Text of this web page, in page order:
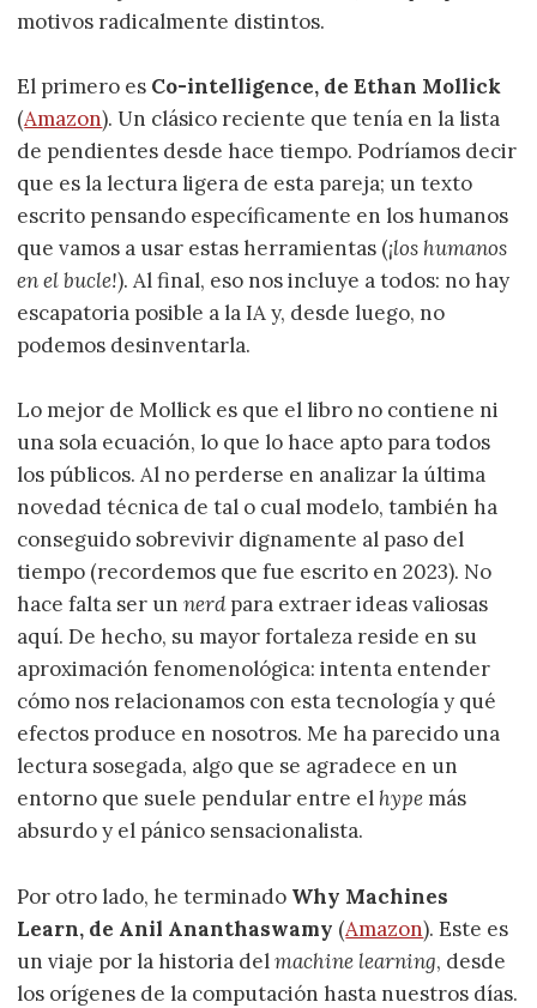
motivos radicalmente distintos.
El primero es Co-intelligence, de Ethan Mollick
(Amazon). Un clásico reciente que tenía en la lista
de pendientes desde hace tiempo. Podríamos decir
que es la lectura ligera de esta pareja; un texto
escrito pensando específicamente en los humanos
que vamos a usar estas herramientas (¡los humanos
en el bucle!). Al final, eso nos incluye a todos: no hay
escapatoria posible a la IA y, desde luego, no
podemos desinventarla.
Lo mejor de Mollick es que el libro no contiene ni
una sola ecuación, lo que lo hace apto para todos
los públicos. Al no perderse en analizar la última
novedad técnica de tal o cual modelo, también ha
conseguido sobrevivir dignamente al paso del
tiempo (recordemos que fue escrito en 2023). No
hace falta ser unnerdpara extraer ideas valiosas
aquí. De hecho, su mayor fortaleza reside en su
aproximación fenomenológica: intenta entender
cómo nos relacionamos con esta tecnología y qué
efectos produce en nosotros. Me ha parecido una
lectura sosegada, algo que se agradece en un
entorno que suele pendular entre el hype más
absurdo y el pánico sensacionalista.
Por otro lado, he terminado Why Machines
Learn, de Anil Ananthaswamy (Amazon). Este es
un viaje por la historia delmachine learning, desde
los orígenes de la computación hasta nuestros días.